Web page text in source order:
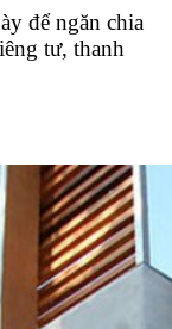
để ngăn chia
tư, thanh